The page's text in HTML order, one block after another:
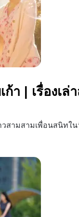
า | เรื่องเล่
วสามสามเพื่อนสนิท